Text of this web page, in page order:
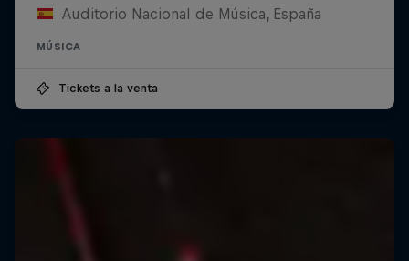
Auditorio Nacional de Música, España
MÚSICA
Tickets a la venta